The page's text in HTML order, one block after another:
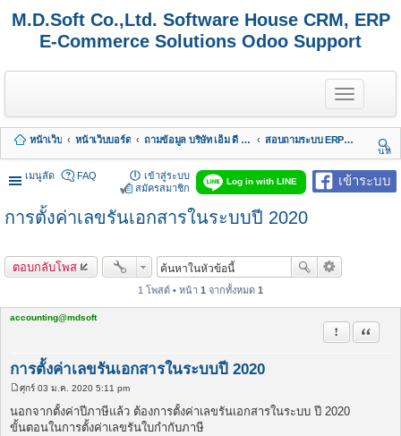
M.D.Soft Co.,Ltd. Software House CRM, ERP
E-Commerce Solutions Odoo Support
T
o
g
l
e
n
a
หน้าเว็บ หน้าเว็บบอร์ด ถามข้อมูล บริษัท เอ็ม ดี ซอฟต์ จำกัด
สอบถามระบบ ERP MDERP Odoo เเละ บัญชี
นห
า
เมนูลัด
เข้าระบบ
Log in with LINE
FAQ
เข้าสู่ระบบ
สมัครสมาชิก
การตั้งค่าเลขรันเอกสารในระบบปี 2020
ตอบกลับโพส
1 โพสต์ • หน้า 1 จากทั้งหมด 1
accounting@mdsoft
การตั้งค่าเลขรันเอกสารในระบบปี 2020
รายงานในข้
อ้างคำ
โ
พ
ส
ต์
ศุกร์ 03 ม.ค. 2020 5:11 pm
นอกจากตั้งค่าปีภาษีแล้ว ต้องการตั้งค่าเลขรันเอกสารในระบบ ปี 2020
ขั้นตอนในการตั้งค่าเลขรันใบกำกับภาษี